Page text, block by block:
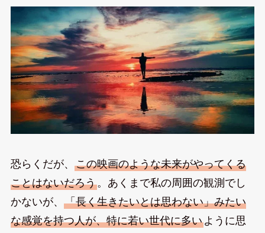
恐らくだが、 この映画のような未来がやってくる
ことはないだろう。あくまで私の周囲の観測でし
かないが、 「長く生きたいとは思わない」みたい
な感覚を持つ人が、特に若い世代に多いように思